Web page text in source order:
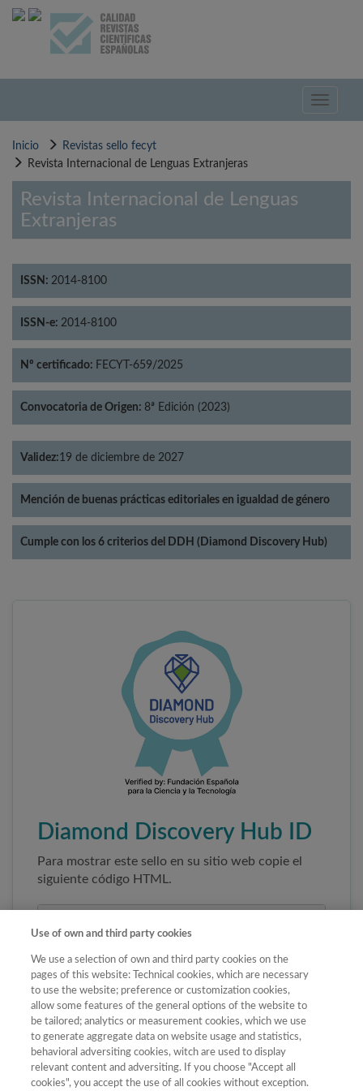
Pasar
Toggle
Inicio
Revistas sello fecyt
Revista Internacional de Lenguas Extranjeras
Revista Internacional de Lenguas
Extranjeras
ISSN: 2014-8100
ISSN-e: 2014-8100
Nº certificado: FECYT-659/2025
Convocatoria de Origen: 8ª Edición (2023)
Validez:19 de diciembre de 2027
Mención de buenas prácticas editoriales en igualdad de género
Cumple con los 6 criterios del DDH (Diamond Discovery Hub)
Diamond Discovery Hub ID
Para mostrar este sello en su sitio web copie el
siguiente código HTML.
Copiar código
Use of own and third party cookies
We use a selection of own and third party cookies on the
pages of this website: Technical cookies, which are necessary
to use the website; preference or customization cookies,
allow some features of the general options of the website to
be tailored; analytics or measurement cookies, which we use
to generate aggregate data on website usage and statistics,
behavioral adversiting cookies, witch are used to display
relevant content and adversiting. If you choose "Accept all
cookies", you accept the use of all cookies without exception.